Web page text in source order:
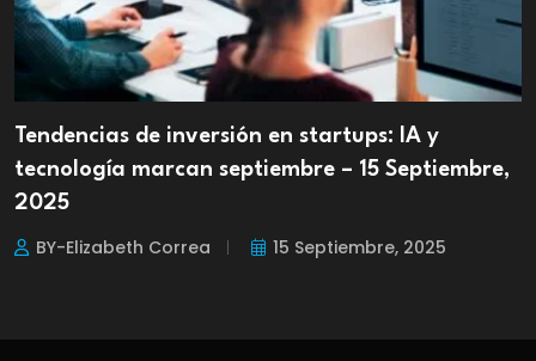
Tendencias de inversión en startups: IA y
tecnología marcan septiembre – 15 Septiembre,
2025
BY-Elizabeth Correa 15 Septiembre, 2025